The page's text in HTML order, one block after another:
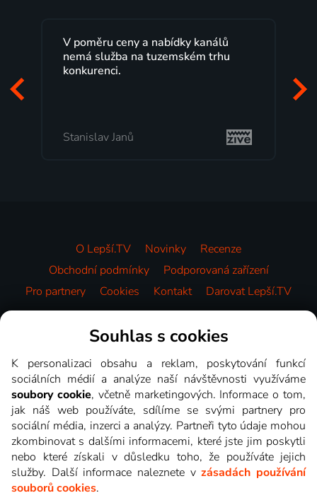
Lepší.TV sleduji už několik let s
maximální spokojeností. Velký výběr
programů a nemuset běžet k TV na
Milada Tomešová
O Lepší.TV Novinky
Recenze
Obchodní podmínky
Podporovaná zařízení
Pro partnery
Cookies Kontakt Darovat Lepší.TV
Videotéka
Souhlas s cookies
K personalizaci obsahu a reklam, poskytování funkcí
sociálních médií a analýze naší návštěvnosti využíváme
soubory cookie, včetně marketingových. Informace o tom,
jak náš web používáte, sdílíme se svými partnery pro
sociální média, inzerci a analýzy. Partneři tyto údaje mohou
zkombinovat s dalšími informacemi, které jste jim poskytli
nebo které získali v důsledku toho, že používáte jejich
služby. Další informace naleznete vzásadách používání
souborů cookies.